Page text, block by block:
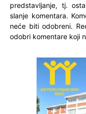
predstavljanje, tj.
slanje komentara.
neće biti odobreni.
odobri komentare koji